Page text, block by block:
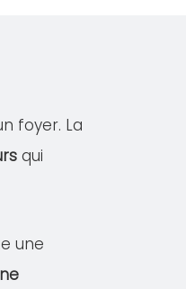
foyer. La
qui
une